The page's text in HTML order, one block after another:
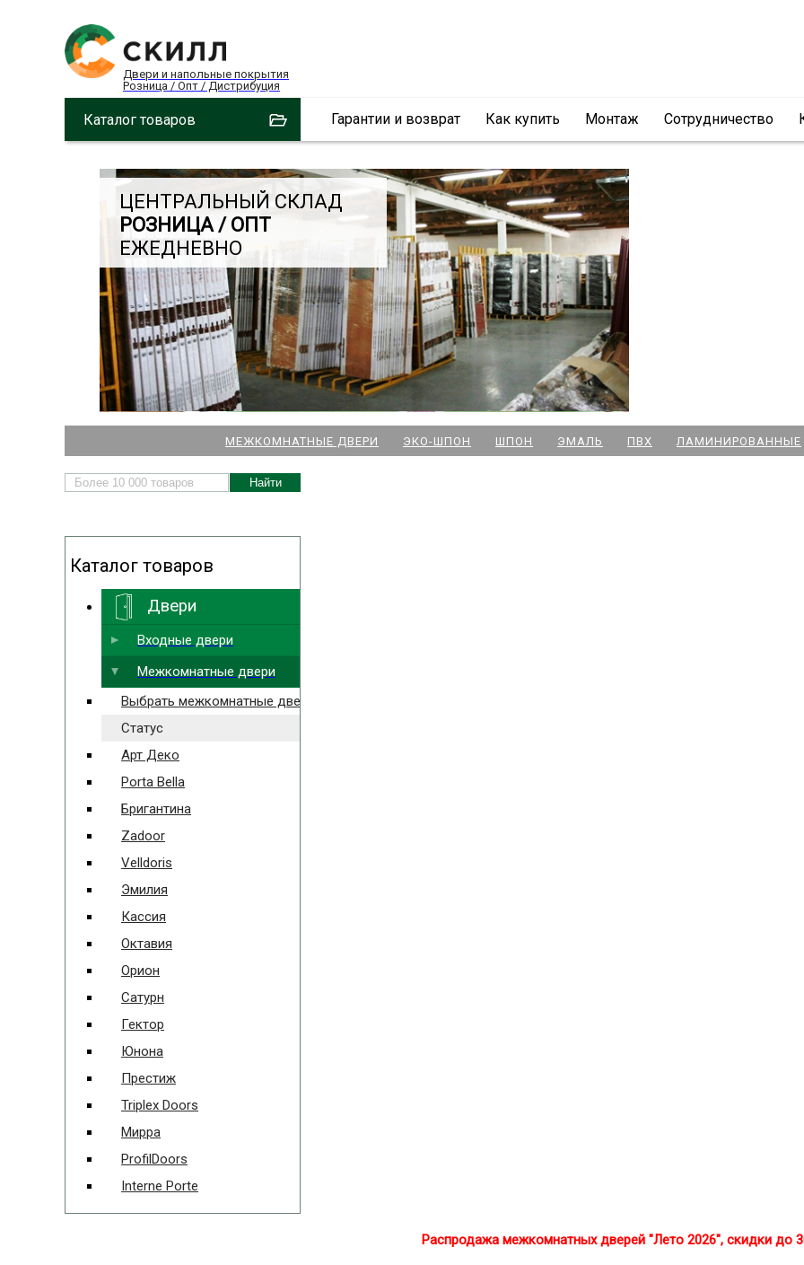
Двери и напольные покрытия
Розница / Опт / Дистрибуция
Каталог товаров Гарантии и возврат Как купить Монтаж Сотрудничество
ЦЕНТРАЛЬНЫЙ СКЛАД
РОЗНИЦА / ОПТ
ЕЖЕДНЕВНО
НАШИ МАГАЗИНЫ
ДВЕРЕЙ И ПАРКЕТА
м. Новочеркасская
м. Парк Победы
Выбрать ближайший
МЕЖКОМНАТНЫЕ ДВЕРИ ЭКО-ШПОН ШПОН ЭМАЛЬ ПВХ ЛАМИНИРОВАННЫЕ
Каталог товаров
Двери
Входные двери
Межкомнатные двери
Выбрать межкомнатные двери
Статус
Арт Деко
Porta Bella
Бригантина
Zadoor
Velldoris
Эмилия
Кассия
Октавия
Орион
Сатурн
Гектор
Юнона
Престиж
Triplex Doors
Мирра
ProfilDoors
Interne Porte
Распродажа межкомнатных дверей "Лето 2026", скидки до